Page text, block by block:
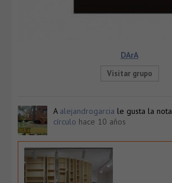
DArA
Visitar grupo
A alejandrogarcia le gusta la nota
círculo hace 10 años